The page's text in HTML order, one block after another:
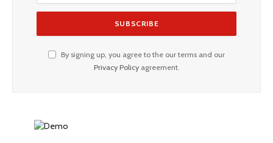
By signing up, you agree to the our terms and our
Privacy Policyagreement.